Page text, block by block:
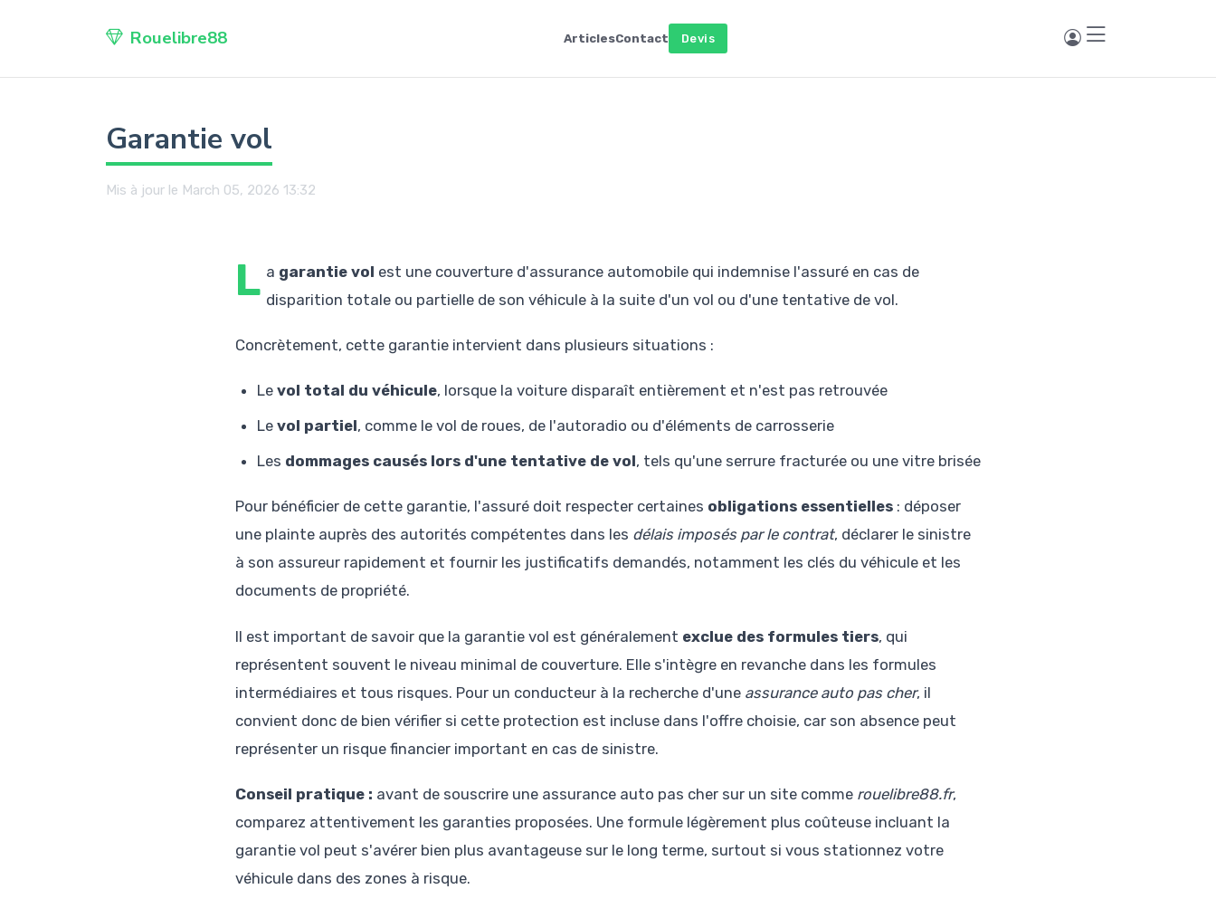
Rouelibre88 ArticlesContact Devis
Garantie vol
Mis à jour le March 05, 2026 13:32
L a garantie vol est une couverture d'assurance automobile qui indemnise l'assuré en cas de
disparition totale ou partielle de son véhicule à la suite d'un vol ou d'une tentative de vol.
Concrètement, cette garantie intervient dans plusieurs situations :
Le vol total du véhicule, lorsque la voiture disparaît entièrement et n'est pas retrouvée
Le vol partiel, comme le vol de roues, de l'autoradio ou d'éléments de carrosserie
Les dommages causés lors d'une tentative de vol, tels qu'une serrure fracturée ou une vitre brisée
Pour bénéficier de cette garantie, l'assuré doit respecter certaines obligations essentielles: déposer
une plainte auprès des autorités compétentes dans les délais imposés par le contrat, déclarer le sinistre
à son assureur rapidement et fournir les justificatifs demandés, notamment les clés du véhicule et les
documents de propriété.
Il est important de savoir que la garantie vol est généralement exclue des formules tiers, qui
représentent souvent le niveau minimal de couverture. Elle s'intègre en revanche dans les formules
intermédiaires et tous risques. Pour un conducteur à la recherche d'une assurance auto pas cher, il
convient donc de bien vérifier si cette protection est incluse dans l'offre choisie, car son absence peut
représenter un risque financier important en cas de sinistre.
Conseil pratique : avant de souscrire une assurance auto pas cher sur un site comme rouelibre88.fr,
comparez attentivement les garanties proposées. Une formule légèrement plus coûteuse incluant la
garantie vol peut s'avérer bien plus avantageuse sur le long terme, surtout si vous stationnez votre
véhicule dans des zones à risque.